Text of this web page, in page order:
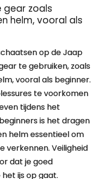
gear zoals
helm, vooral als
op de Jaap
te gebruiken, zoals
vooral als beginner.
te voorkomen
tijdens het
is het dragen
helm essentieel om
verkennen. Veiligheid
dat je goed
ijs op gaat.